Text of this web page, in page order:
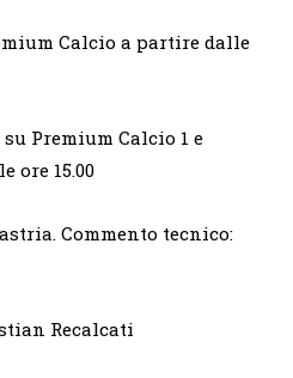
Calcio a partire dalle
Premium Calcio 1 e
ore 15.00
Commento tecnico:
Recalcati